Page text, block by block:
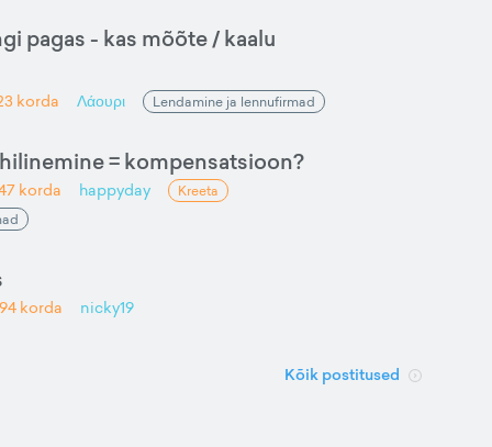
pagas - kas mõõte / kaalu
korda Λάουρι Lendamine ja lennufirmad
= kompensatsioon?
korda happyday
Kreeta
korda nicky19
Kõik postitused